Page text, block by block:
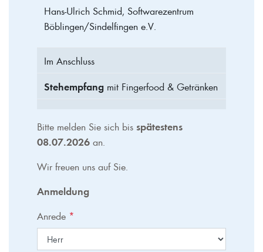
Hans-Ulrich Schmid, Softwarezentrum
Böblingen/Sindelfingen e.V.
Im Anschluss
Stehempfang mit Fingerfood & Getränken
Bitte melden Sie sich bis spätestens
08.07.2026 an.
Wir freuen uns auf Sie.
Anmeldung
Anrede *